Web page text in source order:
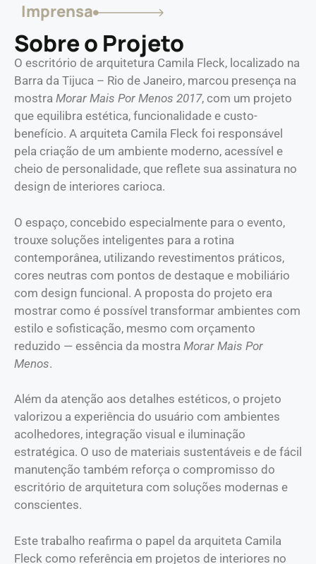
Imprensa
Sobre o Projeto
O escritório de arquitetura Camila Fleck, localizado na
Barra da Tijuca – Rio de Janeiro, marcou presença na
mostra Morar Mais Por Menos 2017, com um projeto
que equilibra estética, funcionalidade e custo-
benefício. A arquiteta Camila Fleck foi responsável
pela criação de um ambiente moderno, acessível e
cheio de personalidade, que reflete sua assinatura no
design de interiores carioca.
O espaço, concebido especialmente para o evento,
trouxe soluções inteligentes para a rotina
contemporânea, utilizando revestimentos práticos,
cores neutras com pontos de destaque e mobiliário
com design funcional. A proposta do projeto era
mostrar como é possível transformar ambientes com
estilo e sofisticação, mesmo com orçamento
reduzido — essência da mostra Morar Mais Por
Menos.
Além da atenção aos detalhes estéticos, o projeto
valorizou a experiência do usuário com ambientes
acolhedores, integração visual e iluminação
estratégica. O uso de materiais sustentáveis e de fácil
manutenção também reforça o compromisso do
escritório de arquitetura com soluções modernas e
conscientes.
Este trabalho reafirma o papel da arquiteta Camila
Fleck como referência em projetos de interiores no